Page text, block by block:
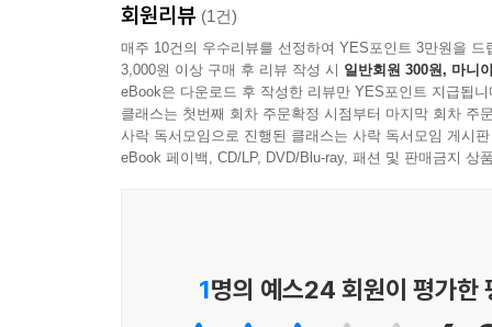
13. 반복의 6가지 효과
본서에서 논의되는 원칙들은 광고 조사를 통하여
몇의 전문가들은 '최고의 광고는 어떠한 원칙도
소비자는 언제나 같은 수법에 같은 반응을 보인다.
사회는 변한다. 스타일과 여론도 변한다. 그러나
회원리뷰 (1건)
매주 10건의 우수리뷰를 선정하여 YES포인트 3만원을 드
3,000원 이상 구매 후 리뷰 작성 시 일반회원 300원, 마니
eBook은 다운로드 후 작성한 리뷰만 YES포인트 지급됩니
클래스는 첫번째 회차 주문확정 시점부터 마지막 회차 주
사락 독서모임으로 진행된 클래스는 사락 독서모임 게시
eBook 페이백, CD/LP, DVD/Blu-ray, 패션 및 판매금지 상
1명의 예스24 회원이 평가한